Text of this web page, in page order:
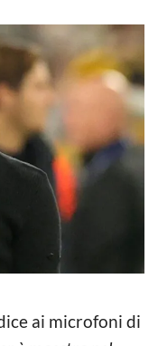
ai microfoni di